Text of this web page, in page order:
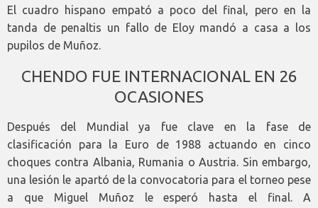
El cuadro hispano empató a poco del final, pero en la
tanda de penaltis un fallo de Eloy mandó a casa a los
pupilos de Muñoz.
CHENDO FUE INTERNACIONAL EN 26
OCASIONES
Después del Mundial ya fue clave en la fase de
clasificación para la Euro de 1988 actuando en cinco
choques contra Albania, Rumania o Austria. Sin embargo,
una lesión le apartó de la convocatoria para el torneo pese
a que Miguel Muñoz le esperó hasta el final. A